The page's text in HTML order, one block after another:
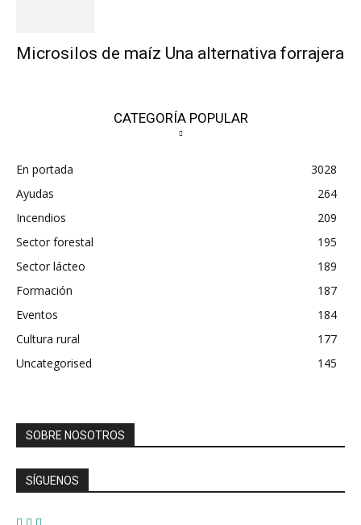
Microsilos de maíz Una alternativa forrajera
CATEGORÍA POPULAR
En portada
3028
Ayudas
264
Incendios
209
Sector forestal
195
Sector lácteo
189
Formación
187
Eventos
184
Cultura rural
177
Uncategorised
145
SOBRE NOSOTROS
SÍGUENOS